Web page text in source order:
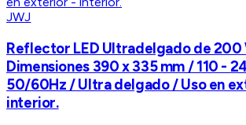
JWJ
Reflector LED Ultradelgado de 200
Dimensiones 390 x 335 mm / 110 -
50/60Hz / Ultra delgado / Uso en
interior.